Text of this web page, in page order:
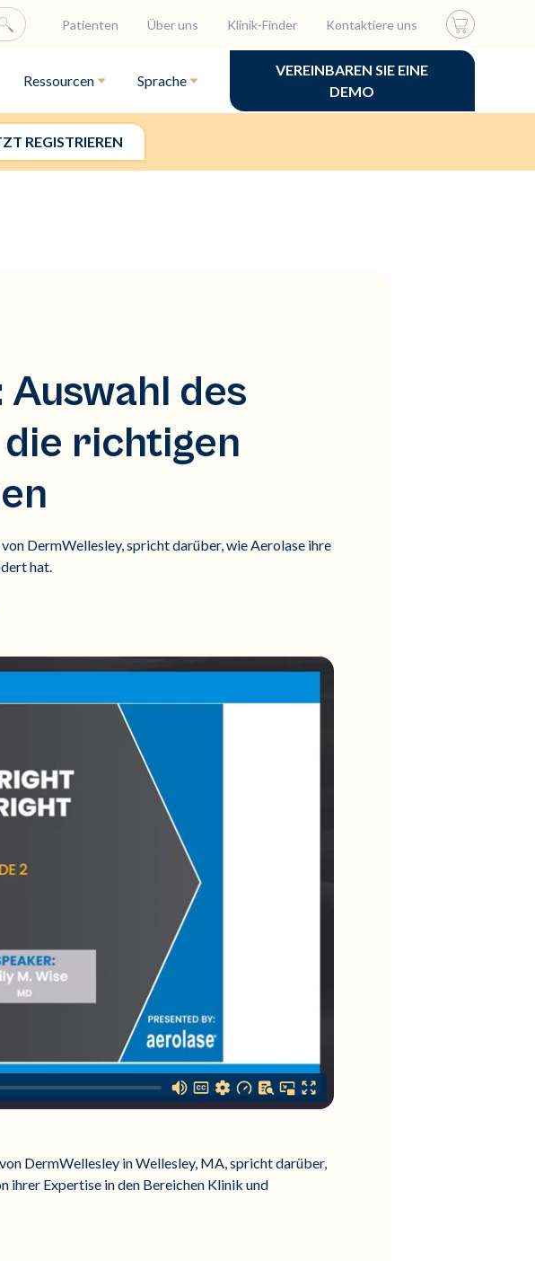
Patienten Über uns Klinik-Finder Kontaktiere uns
Ressourcen Sprache
VEREINBAREN SIE EINE
DEMO
REGISTRIEREN
des
richtigen
DermWellesley, spricht darüber, wie Aerolase ihre
hat.
DermWellesley in Wellesley, MA, spricht darüber,
ihrer Expertise in den Bereichen Klinik und